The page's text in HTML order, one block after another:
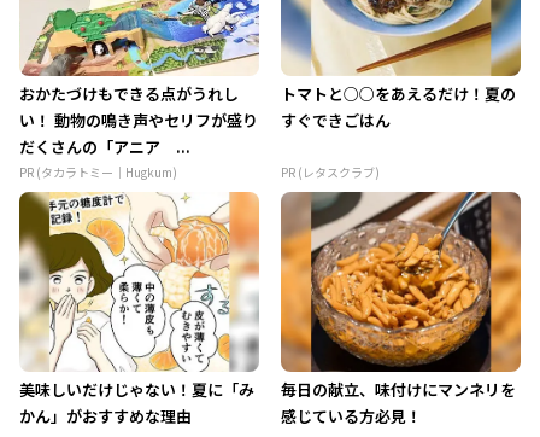
おかたづけもできる点がうれし
い！ 動物の鳴き声やセリフが盛り
だくさんの「アニア ...
PR (タカラトミー｜Hugkum)
トマトと○○をあえるだけ！夏の
すぐできごはん
PR (レタスクラブ)
美味しいだけじゃない！夏に「み
かん」がおすすめな理由
毎日の献立、味付けにマンネリを
感じている方必見！